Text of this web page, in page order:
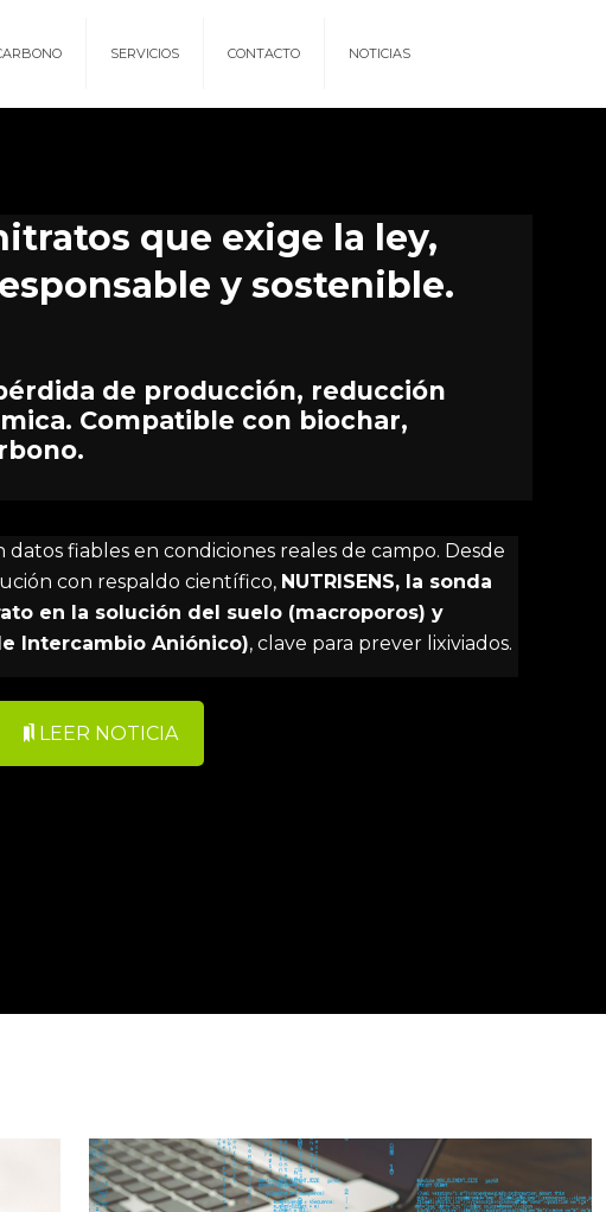
SERVICIOS CONTACTO NOTICIAS
que exige la ley,
y sostenible.
de producción, reducción
Compatible con biochar,
datos fiables en condiciones reales de campo. Desde
con respaldo científico, NUTRISENS, la sonda
en la solución del suelo (macroporos) y
Intercambio Aniónico), clave para prever lixiviados.
LEER NOTICIA